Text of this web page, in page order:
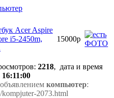
Acer Aspire
i5-2450m,
15000р
: 2218, дата и время
16:11:00
компьютер:
2073.html